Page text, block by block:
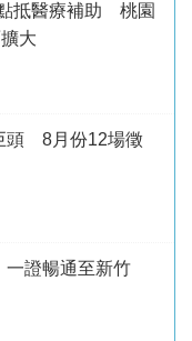
抵醫療補助 桃園
大
頭 8月份12場徵
證暢通至新竹